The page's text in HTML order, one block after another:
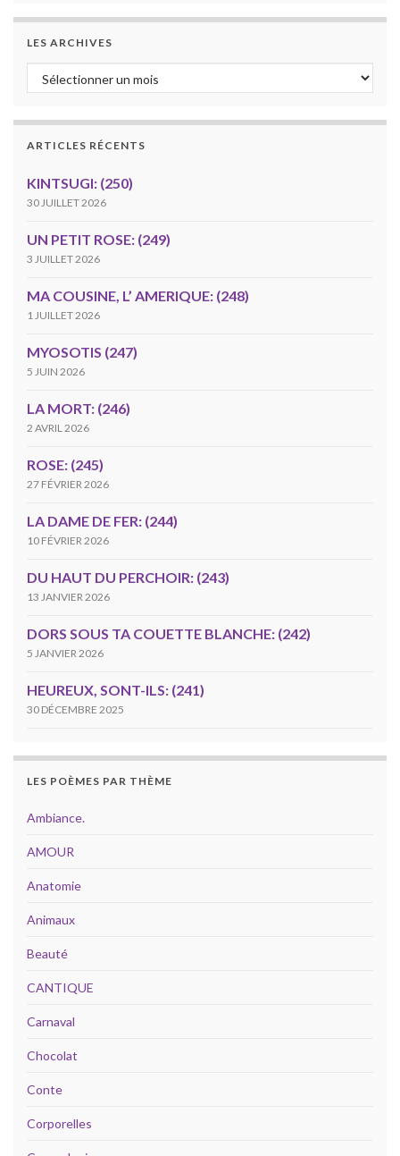
LES ARCHIVES
Les archives
ARTICLES RÉCENTS
KINTSUGI: (250)
30 JUILLET 2026
UN PETIT ROSE: (249)
3 JUILLET 2026
MA COUSINE, L’ AMERIQUE: (248)
1 JUILLET 2026
MYOSOTIS (247)
5 JUIN 2026
LA MORT: (246)
2 AVRIL 2026
ROSE: (245)
27 FÉVRIER 2026
LA DAME DE FER: (244)
10 FÉVRIER 2026
DU HAUT DU PERCHOIR: (243)
13 JANVIER 2026
DORS SOUS TA COUETTE BLANCHE: (242)
5 JANVIER 2026
HEUREUX, SONT-ILS: (241)
30 DÉCEMBRE 2025
LES POÈMES PAR THÈME
Ambiance.
AMOUR
Anatomie
Animaux
Beauté
CANTIQUE
Carnaval
Chocolat
Conte
Corporelles